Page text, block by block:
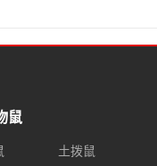
鼠
土拨鼠